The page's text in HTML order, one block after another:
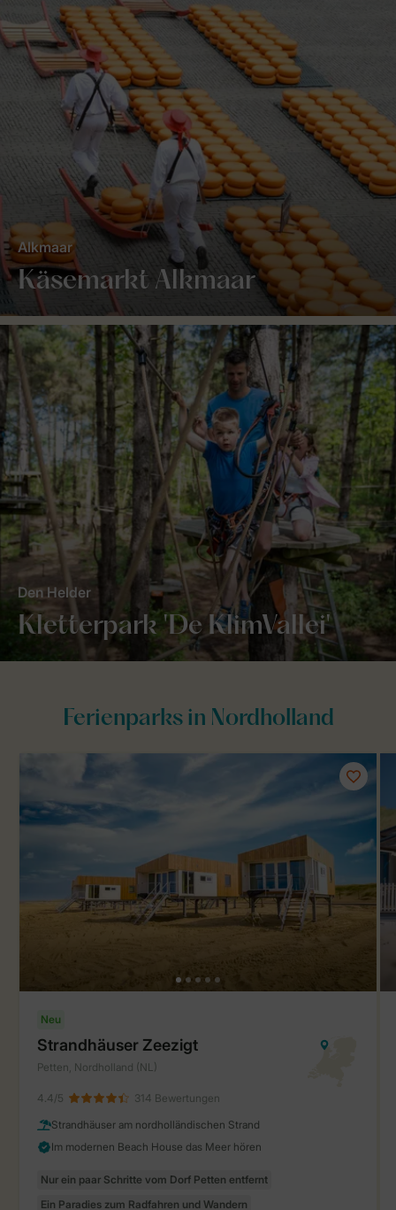
Käsemarkt Alkmaar
Alkmaar
Kletterpark 'De KlimVallei'
Den Helder